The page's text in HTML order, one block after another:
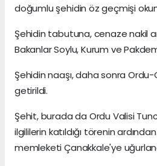
doğumlu şehidin öz geçmişi
Şehidin tabutuna, cenaze nakil
Bakanlar Soylu, Kurum ve
Şehidin naaşı, daha sonra Ordu-
getirildi.
Şehit, burada da Ordu Valisi
ilgililerin katıldığı törenin
memleketi Çanakkale'ye